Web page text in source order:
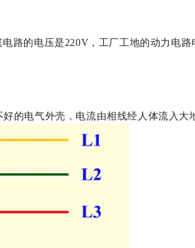
路的电压是220V，工厂工地的动力电路
的电气外壳，电流由相线经人体流入大